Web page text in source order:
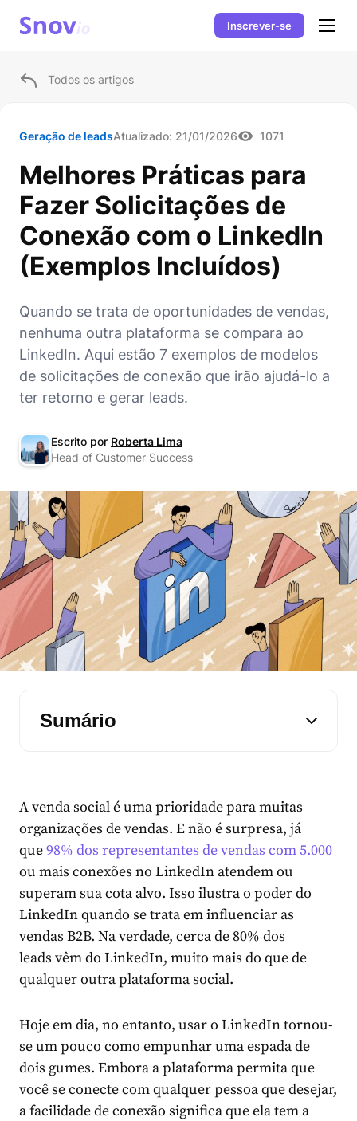
Inscrever-se
Todos os artigos
Geração de leadsAtualizado: 21/01/2026 1071
Melhores Práticas para
Fazer Solicitações de
Conexão com o LinkedIn
(Exemplos Incluídos)
Quando se trata de oportunidades de vendas,
nenhuma outra plataforma se compara ao
LinkedIn. Aqui estão 7 exemplos de modelos
de solicitações de conexão que irão ajudá-lo a
ter retorno e gerar leads.
Escrito por Roberta Lima
Head of Customer Success
Sumário
A venda social é uma prioridade para muitas
organizações de vendas. E não é surpresa, já
que98% dos representantes de vendas com 5.000
ou mais conexões no LinkedIn atendem ou
superam sua cota alvo. Isso ilustra o poder do
LinkedIn quando se trata em influenciar as
vendas B2B. Na verdade, cercade80% dos
leads vêm do LinkedIn, muito mais do que de
qualquer outra plataforma social.
Hoje em dia, no entanto, usar o LinkedIn tornou-
se um pouco como empunhar uma espada de
dois gumes. Embora a plataforma permita que
você se conecte com qualquer pessoa que desejar,
a facilidade de conexão significa que ela tem a